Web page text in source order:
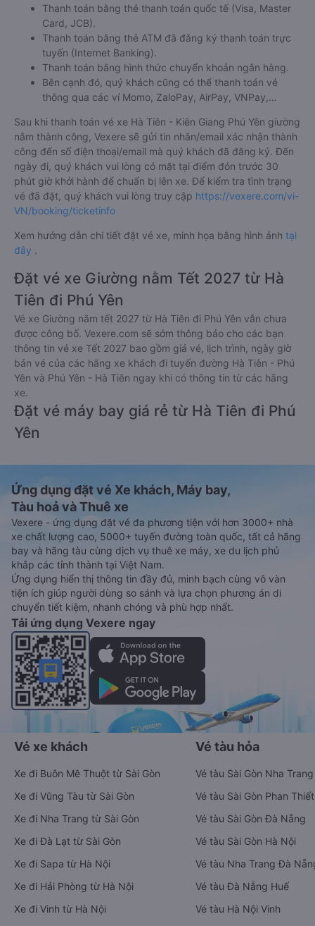
Thanh toán bằng thẻ thanh toán quốc tế (Visa, Master
Card, JCB).
Thanh toán bằng thẻ ATM đã đăng ký thanh toán trực
tuyến (Internet Banking).
Thanh toán bằng hình thức chuyển khoản ngân hàng.
Bên cạnh đó, quý khách cũng có thể thanh toán vé
thông qua các ví Momo, ZaloPay, AirPay, VNPay,…
Sau khi thanh toán vé xe Hà Tiên - Kiên Giang Phú Yên giường
nằm thành công, Vexere sẽ gửi tin nhắn/email xác nhận thành
công đến số điện thoại/email mà quý khách đã đăng ký. Đến
ngày đi, quý khách vui lòng có mặt tại điểm đón trước 30
phút giờ khởi hành để chuẩn bị lên xe. Để kiểm tra tình trạng
vé đã đặt, quý khách vui lòng truy cập https://vexere.com/vi-
VN/booking/ticketinfo
Xem hướng dẫn chi tiết đặt vé xe, minh họa bằng hình ảnh tại
đây .
Đặt vé xe Giường nằm Tết 2027 từ Hà
Tiên đi Phú Yên
Vé xe Giường nằm tết 2027 từ Hà Tiên đi Phú Yên vẫn chưa
được công bố. Vexere.com sẽ sớm thông báo cho các bạn
thông tin vé xe Tết 2027 bao gồm giá vé, lịch trình, ngày giờ
bán vé của các hãng xe khách đi tuyến đường Hà Tiên - Phú
Yên và Phú Yên - Hà Tiên ngay khi có thông tin từ các hãng
xe.
Đặt vé máy bay giá rẻ từ Hà Tiên đi Phú
Yên
Ứng dụng đặt vé Xe khách, Máy bay,
Tàu hoả và Thuê xe
Vexere - ứng dụng đặt vé đa phương tiện với hơn 3000+ nhà
xe chất lượng cao, 5000+ tuyến đường toàn quốc, tất cả hãng
bay và hãng tàu cùng dịch vụ thuê xe máy, xe du lịch phủ
khắp các tỉnh thành tại Việt Nam.
Ứng dụng hiển thị thông tin đầy đủ, minh bạch cùng vô vàn
tiện ích giúp người dùng so sánh và lựa chọn phương án di
chuyển tiết kiệm, nhanh chóng và phù hợp nhất.
Tải ứng dụng Vexere ngay
Vé xe khách
Xe đi Buôn Mê Thuột từ Sài Gòn
Xe đi Vũng Tàu từ Sài Gòn
Xe đi Nha Trang từ Sài Gòn
Xe đi Đà Lạt từ Sài Gòn
Xe đi Sapa từ Hà Nội
Xe đi Hải Phòng từ Hà Nội
Xe đi Vinh từ Hà Nội
Vé tàu hỏa
Vé tàu Sài Gòn Nha Trang
Vé tàu Sài Gòn Phan Thiết
Vé tàu Sài Gòn Đà Nẵng
Vé tàu Sài Gòn Hà Nội
Vé tàu Nha Trang Đà
Vé tàu Đà Nẵng Huế
Vé tàu Hà Nội Vinh